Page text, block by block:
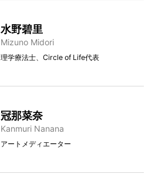
水野碧里
Mizuno Midori
理学療法士、Circle of Life代表
冠那菜奈
Kanmuri Nanana
アートメディエーター